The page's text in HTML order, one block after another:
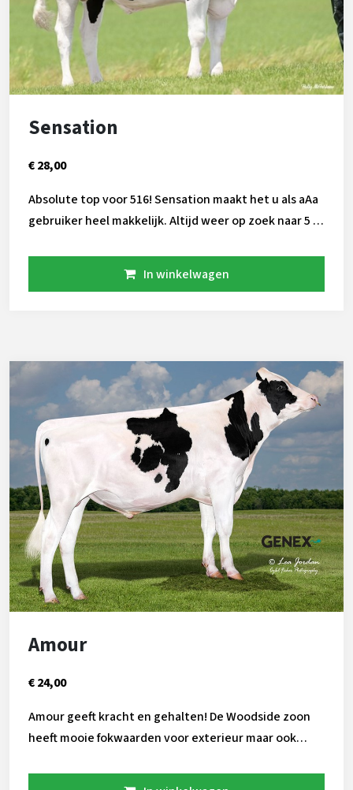
Sensation
€ 28,00
Absolute top voor 516! Sensation maakt het u als aAa
gebruiker heel makkelijk. Altijd weer op zoek naar 5 of
makkelijke bloedvoering en robot geschiktheid, dan
In winkelwagen
Amour
€ 24,00
Amour geeft kracht en gehalten! De Woodside zoon
heeft mooie fokwaarden voor exterieur maar ook